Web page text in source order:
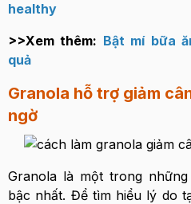
healthy
>>Xem thêm: Bật mí bữa
quả
Granola hỗ trợ giảm
ngờ
Granola là một trong
bậc nhất. Để tìm hiểu lý do